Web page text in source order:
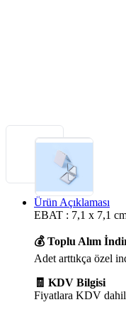
Ürün Açıklaması
EBAT : 7,1 x 7,1
💰 Toplu Alım
Adet arttıkça özel
🧾 KDV Bilgisi
Fiyatlara KDV